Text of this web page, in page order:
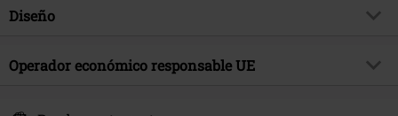
Artículo no.
Género Musical
Alternativo/Indie
Diseño
Tipo de producto
CD
Operador económico responsable UE